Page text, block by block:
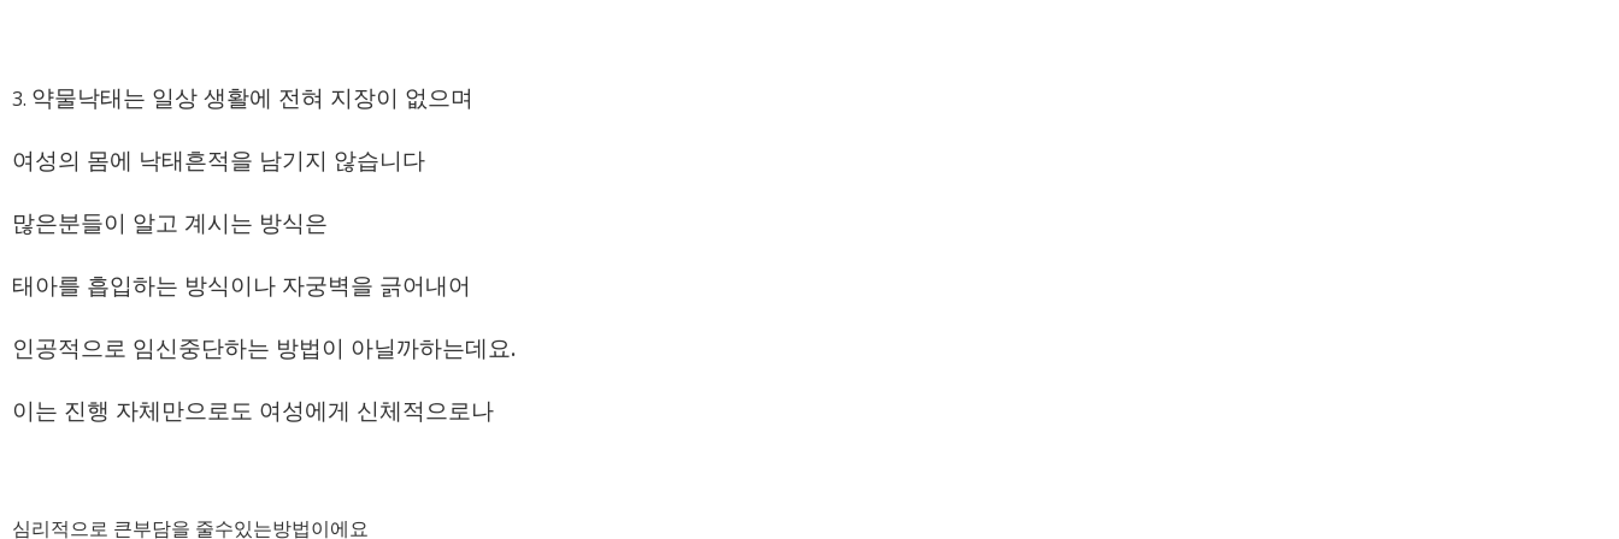
3. 약물낙태는 일상 생활에 전혀 지장이 없으며
여성의 몸에 낙태흔적을 남기지 않습니다
많은분들이 알고 계시는 방식은
태아를 흡입하는 방식이나 자궁벽을 긁어내어
인공적으로 임신중단하는 방법이 아닐까하는데요.
이는 진행 자체만으로도 여성에게 신체적으로나
심리적으로 큰부담을 줄수있는방법이에요